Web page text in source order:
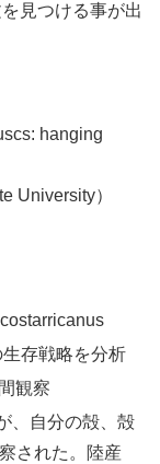
見つける事が出
hanging
University）
存戦略を分析
観察
、自分の殻、殻
された。陸産